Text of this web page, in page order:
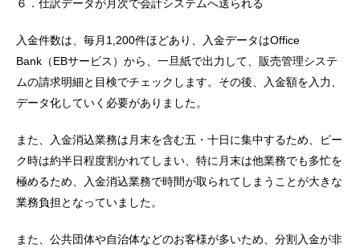
６．仕訳データが月次で会計システムへ送られる
入金件数は、毎月1,200件ほどあり、入金データはOffice
Bank（EBサービス）から、一旦紙で出力して、販売管理システ
ムの請求明細と目検でチェックします。その後、入金額を入力、
データ化していく必要がありました。
また、入金消込業務は月末を含む五・十日に集中するため、ピー
ク時は約半日程度割かれてしまい、特に月末は他業務でも多忙を
極めるため、入金消込業務で時間が取られてしまうことが大きな
業務負担となっていました。
また、公共団体や自治体などのお客様が多いため、分割入金が非